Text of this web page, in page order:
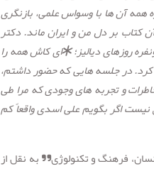
همه آن ها با وسواس علمی، بازنگری
کتاب بر دل من و ایران ماند. دکتر
روزهای دیالیز؛ *ای کاش همه را
کرد. در جلسه هایی که حضور داشتم،
و تجربه های وجودی که مرا طی
نیست اگر بگویم علی اسدی واقعاً کم
فرهنگ و تکنولوژی” به نقل از